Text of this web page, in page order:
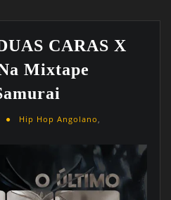
CARAS X
Mixtape
Hip Hop Angolano ,